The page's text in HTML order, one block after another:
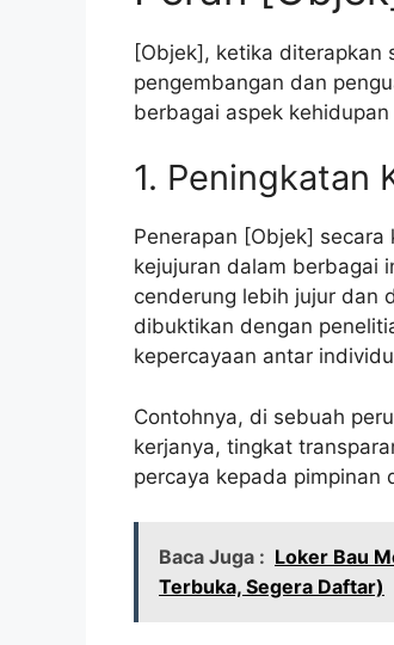
[Objek], ketika diterapkan
pengembangan dan
berbagai aspek kehidupan
1. Peningkatan
Penerapan [Objek]
kejujuran dalam berbagai
cenderung lebih jujur dan
dibuktikan dengan
kepercayaan antar
Contohnya, di sebuah
kerjanya, tingkat
percaya kepada pimpinan
Baca Juga : Loker Bau
Terbuka, Segera Daftar)